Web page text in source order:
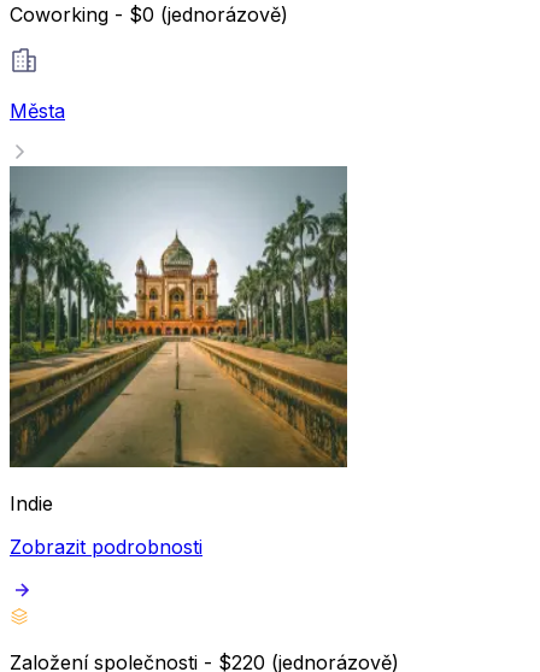
Coworking - $0 (jednorázově)
Města
Indie
Zobrazit podrobnosti
Založení společnosti - $220 (jednorázově)